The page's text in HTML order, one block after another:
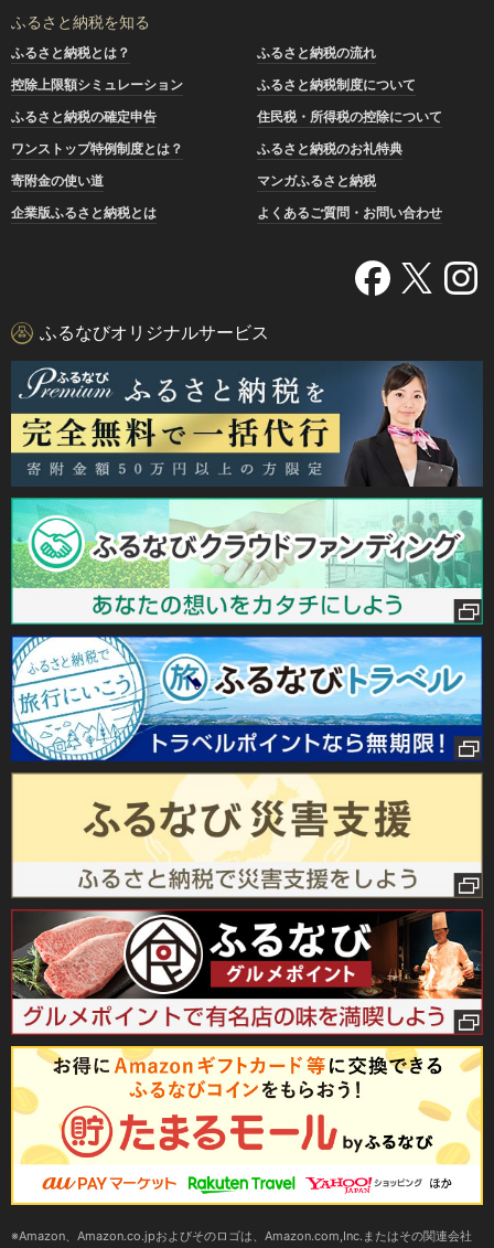
ふるさと納税を知る
ふるさと納税とは？
ふるさと納税の流れ
控除上限額シミュレーション
ふるさと納税制度について
ふるさと納税の確定申告
住民税・所得税の控除について
ワンストップ特例制度とは？
ふるさと納税のお礼特典
寄附金の使い道
マンガふるさと納税
企業版ふるさと納税とは
よくあるご質問・お問い合わせ
ふるなびオリジナルサービス
Amazon、Amazon.co.jpおよびそのロゴは、Amazon.com,Inc.またはその関連会社